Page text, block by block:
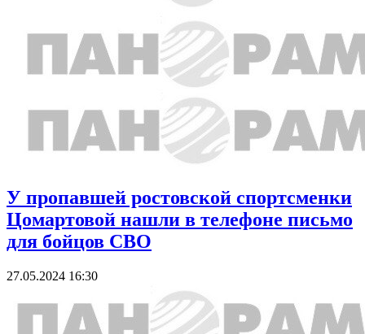
У пропавшей ростовской спортсменки
Цомартовой нашли в телефоне письмо
для бойцов СВО
27.05.2024 16:30